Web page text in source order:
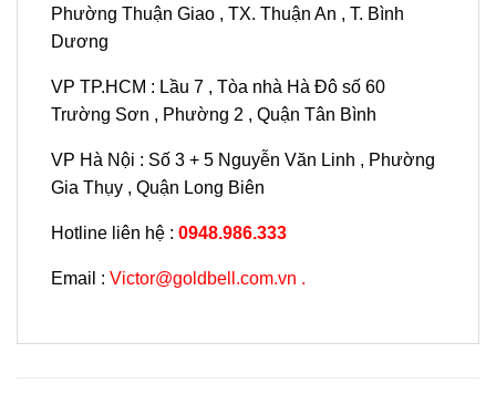
Phường Thuận Giao , TX. Thuận An , T. Bình
Dương
VP TP.HCM : Lầu 7 , Tòa nhà Hà Đô số 60
Trường Sơn , Phường 2 , Quận Tân Bình
VP Hà Nội : Số 3 + 5 Nguyễn Văn Linh , Phường
Gia Thụy , Quận Long Biên
Hotline liên hệ : 0948.986.333
Email : Victor@goldbell.com.vn .